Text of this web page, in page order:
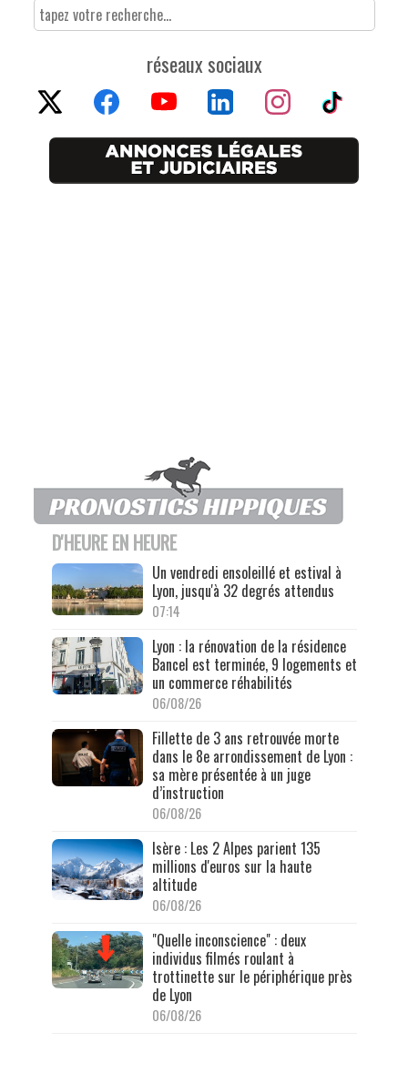
réseaux sociaux
D'HEURE EN HEURE
Un vendredi ensoleillé et estival à
Lyon, jusqu'à 32 degrés attendus
07:14
Lyon : la rénovation de la résidence
Bancel est terminée, 9 logements et
un commerce réhabilités
06/08/26
Fillette de 3 ans retrouvée morte
dans le 8e arrondissement de Lyon :
sa mère présentée à un juge
d’instruction
06/08/26
Isère : Les 2 Alpes parient 135
millions d'euros sur la haute
altitude
06/08/26
"Quelle inconscience" : deux
individus filmés roulant à
trottinette sur le périphérique près
de Lyon
06/08/26